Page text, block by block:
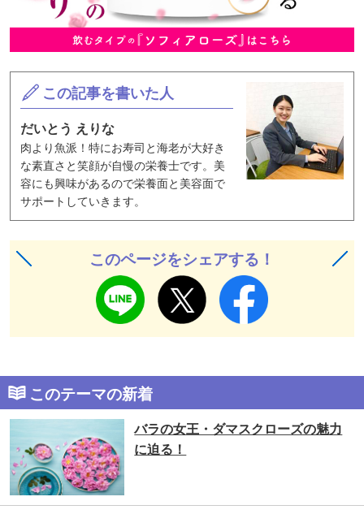
この記事を書いた人
だいとう えりな
肉より魚派！特にお寿司と海老が大好き
な素直さと笑顔が自慢の栄養士です。 美
容にも興味があるので栄養面と美容面で
サポートしていき ます。
このページをシェアする！
このテーマの新着
バラの女王・ダマスクローズの魅力
に迫る！